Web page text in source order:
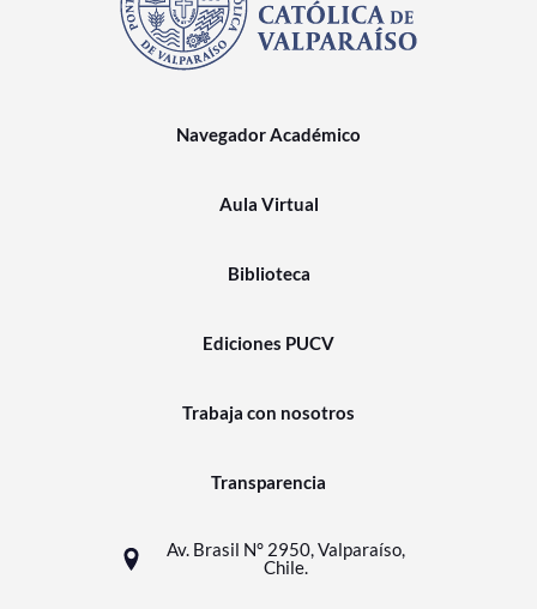
Navegador Académico
Aula Virtual
Biblioteca
Ediciones PUCV
Trabaja con nosotros
Transparencia
Av. Brasil N° 2950, Valparaíso,
Chile.